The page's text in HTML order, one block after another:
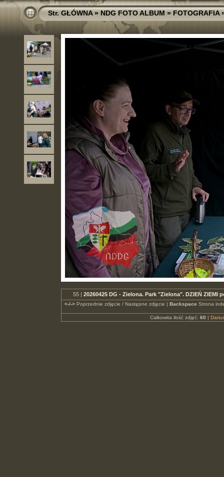
Str. GŁÓWNA»NDG FOTO ALBUM»FOTOGRAFIA
55 | 20260425 DG - Zielona. Park "Zielona". DZIEŃ ZIEMI
<-/->Poprzednie zdjęcie / Następne zdjęcie | Backspace Strona
Całkowita ilość zdjęć: 60 |